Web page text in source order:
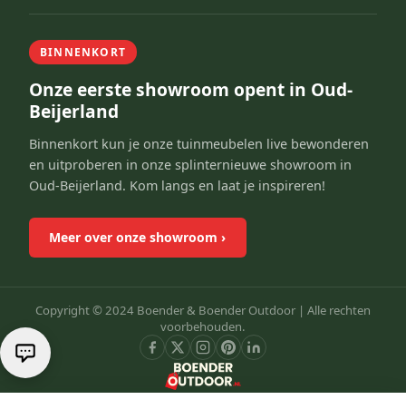
BINNENKORT
Onze eerste showroom opent in Oud-
Beijerland
Binnenkort kun je onze tuinmeubelen live bewonderen
en uitproberen in onze splinternieuwe showroom in
Oud-Beijerland. Kom langs en laat je inspireren!
Meer over onze showroom ›
Copyright © 2024 Boender & Boender Outdoor | Alle rechten
voorbehouden.